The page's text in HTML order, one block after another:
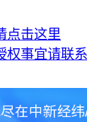
点击这里
权事宜请联